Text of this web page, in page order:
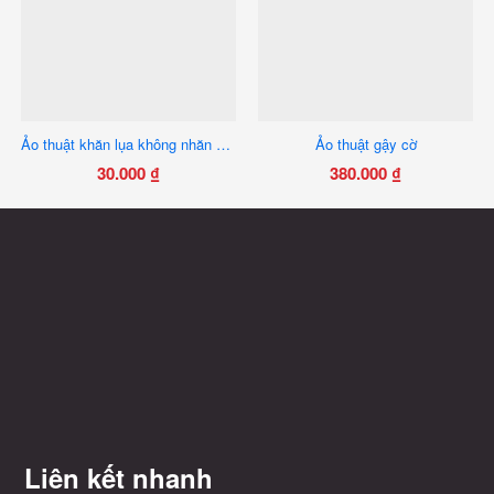
Ảo thuật khăn lụa không nhăn 60x60cm
30.000 ₫
thể
Ảo thuật gậy cờ
380.000 ₫
Liên kết nhanh